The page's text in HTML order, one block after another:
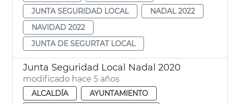
JUNTA SEGURIDAD LOCAL
NADAL 2022
NAVIDAD 2022
JUNTA DE SEGURTAT LOCAL
Junta Seguridad Local Nadal 2020
modificado hace 5 años
ALCALDÍA
AYUNTAMIENTO